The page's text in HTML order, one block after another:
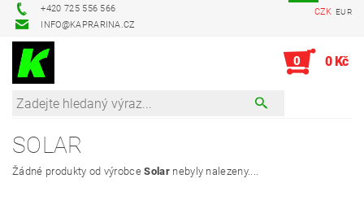
+420 725 556 566
INFO@KAPRARINA.CZ
CZK EUR
0 0 Kč
SOLAR
Žádné produkty od výrobceSolarnebyly nalezeny....